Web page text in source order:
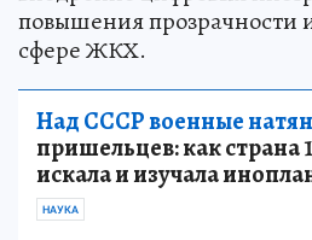
повышения прозрачности
сфере ЖКХ.
Над СССР военные
пришельцев: как страна
искала и изучала
НАУКА